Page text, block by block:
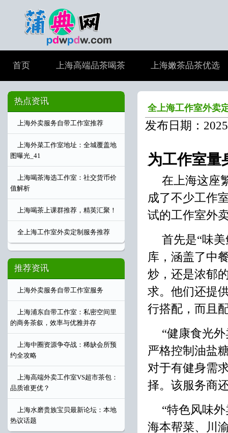
首页 上海高端品茶喝茶 上海嫩茶品茶优选
全上海工作室外卖
发布日期：
为工作室量
在上海这座
成了不少工作
试的工作室外
首先是“味
库，涵盖了中
炒，还是浓郁
求。他们还提
行搭配，而且
“健康食光
严格控制油盐
对于有健身需
择。该服务商
“特色风味
海本帮菜、川
热点资讯
上海外卖服务自带工作室推荐
上海外菜工作室地址：全城覆盖地
图曝光_41
上海喝茶海选工作室：社交货币价
值解析
上海喝茶上课群推荐，精英汇聚！
全上海工作室外卖定制服务推荐
推荐资讯
上海外卖服务自带工作室服务
上海浦东自带工作室：私密空间里
的商务茶叙，效率与优雅并存
上海中圈资源争夺战：稀缺会所预
约全攻略
上海高端外卖工作室VS超市茶包：
品质谁更优？
上海水磨贵族宝贝最新论坛：本地
热议话题